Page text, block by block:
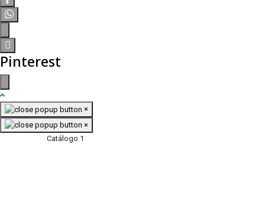
Pinterest
×
×
Catálogo 1